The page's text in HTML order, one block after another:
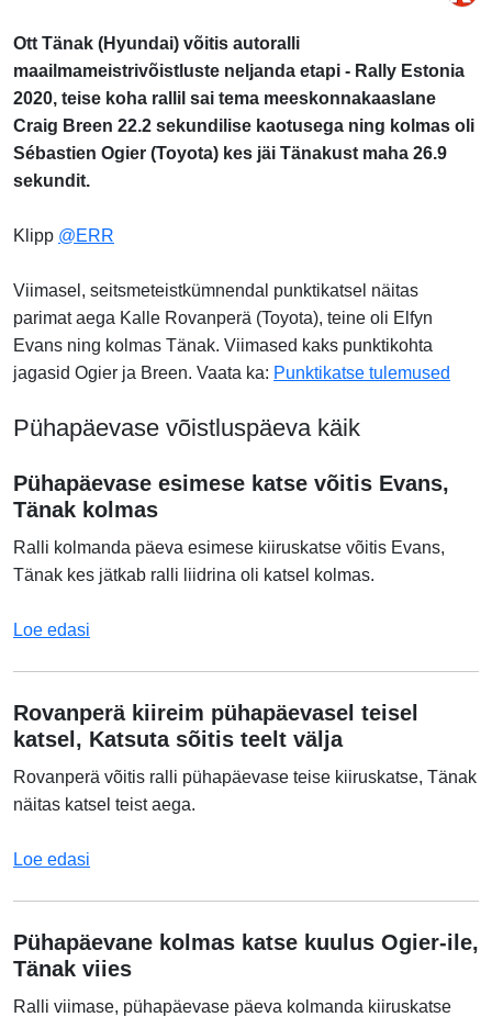
Ott Tänak (Hyundai) võitis autoralli
maailmameistrivõistluste neljanda etapi - Rally Estonia
2020, teise koha rallil sai tema meeskonnakaaslane
Craig Breen 22.2 sekundilise kaotusega ning kolmas oli
Sébastien Ogier (Toyota) kes jäi Tänakust maha 26.9
sekundit.
Klipp @ERR
Viimasel, seitsmeteistkümnendal punktikatsel näitas
parimat aega Kalle Rovanperä (Toyota), teine oli Elfyn
Evans ning kolmas Tänak. Viimased kaks punktikohta
jagasid Ogier ja Breen. Vaata ka: Punktikatse tulemused
Pühapäevase võistluspäeva käik
Pühapäevase esimese katse võitis Evans,
Tänak kolmas
Ralli kolmanda päeva esimese kiiruskatse võitis Evans,
Tänak kes jätkab ralli liidrina oli katsel kolmas.
Loe edasi
Rovanperä kiireim pühapäevasel teisel
katsel, Katsuta sõitis teelt välja
Rovanperä võitis ralli pühapäevase teise kiiruskatse, Tänak
näitas katsel teist aega.
Loe edasi
Pühapäevane kolmas katse kuulus Ogier-ile,
Tänak viies
Ralli viimase, pühapäevase päeva kolmanda kiiruskatse